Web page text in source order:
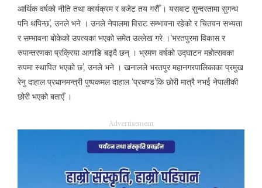
आर्थिक वर्षको नीति तथा कार्यक्रम र बजेट तय गरौँ । यसबाट सुन्दरतामा सुगन्ध
पनि थपिन्छ’, उनले भने । उनले नेपालमा विराट सम्भावना रहेको र चितवन सभ्यता
र सम्भावना बोकेको उपत्यका भएको समेत उल्लेख गरे ।‘भरतपुरमा विकास र
रुपान्तरणका प्रक्रिया आगाडि बढ्दै छन् । भ्रमण वर्षको उद्घाटन महोत्सवका
रुपमा स्थापित भएको छ’, उनले भने । खनालले भरतपुर महानगरपालिकाका प्रमुख
रेनु दाहाल प्रधानमन्त्री पुष्पकमल दाहाल ‘प्रचण्ड’कि छोरी मात्रै नभई नेपालीकी
छोरी भएको बताएँ ।
Advertisement